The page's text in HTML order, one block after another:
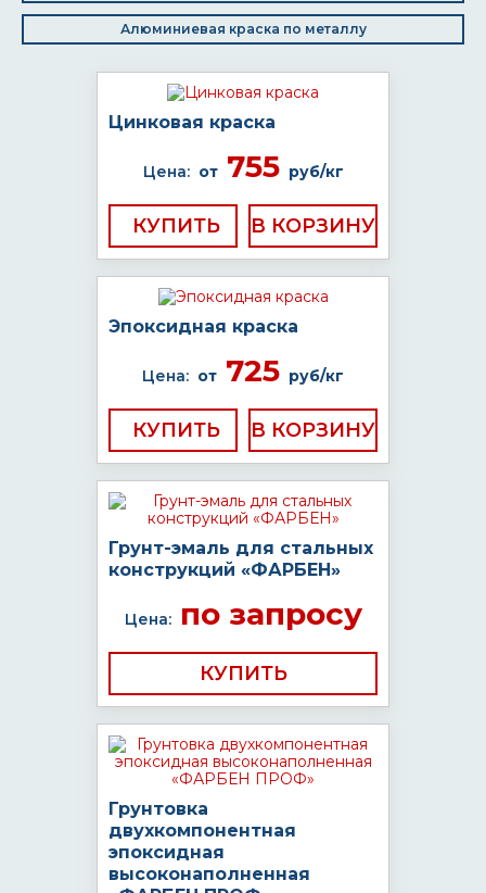
Алюминиевая краска по металлу
Цинковая краска
Цена: от755 руб/кг
КУПИТЬ
Эпоксидная краска
Цена: от 725 руб/кг
КУПИТЬ
Грунт-эмаль для стальных
конструкций «ФАРБЕН»
Цена:по запросу
КУПИТЬ
Грунтовка
двухкомпонентная
эпоксидная
высоконаполненная